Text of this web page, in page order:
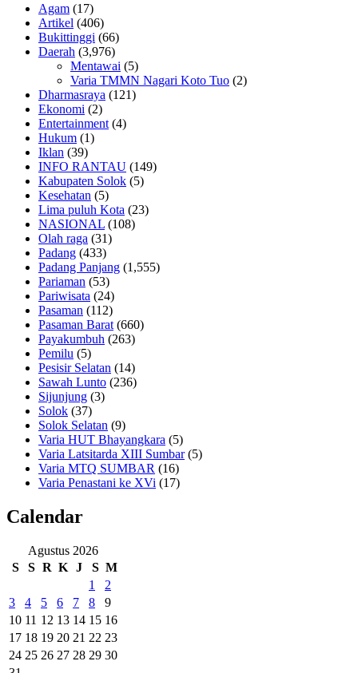
Agam (17)
Artikel (406)
Bukittinggi (66)
Daerah (3,976)
Mentawai (5)
Varia TMMN Nagari Koto Tuo (2)
Dharmasraya (121)
Ekonomi (2)
Entertainment (4)
Hukum (1)
Iklan (39)
INFO RANTAU (149)
Kabupaten Solok (5)
Kesehatan (5)
Lima puluh Kota (23)
NASIONAL (108)
Olah raga (31)
Padang (433)
Padang Panjang (1,555)
Pariaman (53)
Pariwisata (24)
Pasaman (112)
Pasaman Barat (660)
Payakumbuh (263)
Pemilu (5)
Pesisir Selatan (14)
Sawah Lunto (236)
Sijunjung (3)
Solok (37)
Solok Selatan (9)
Varia HUT Bhayangkara (5)
Varia Latsitarda XIII Sumbar(5)
Varia MTQ SUMBAR (16)
Varia Penastani ke XVi (17)
Calendar
Agustus 2026
S
S R K J S M
1
2
3
4 5 6 7 8
9
10 11 12 13 14 15 16
17 18 19 20 21 22 23
24 25 26 27 28 29 30